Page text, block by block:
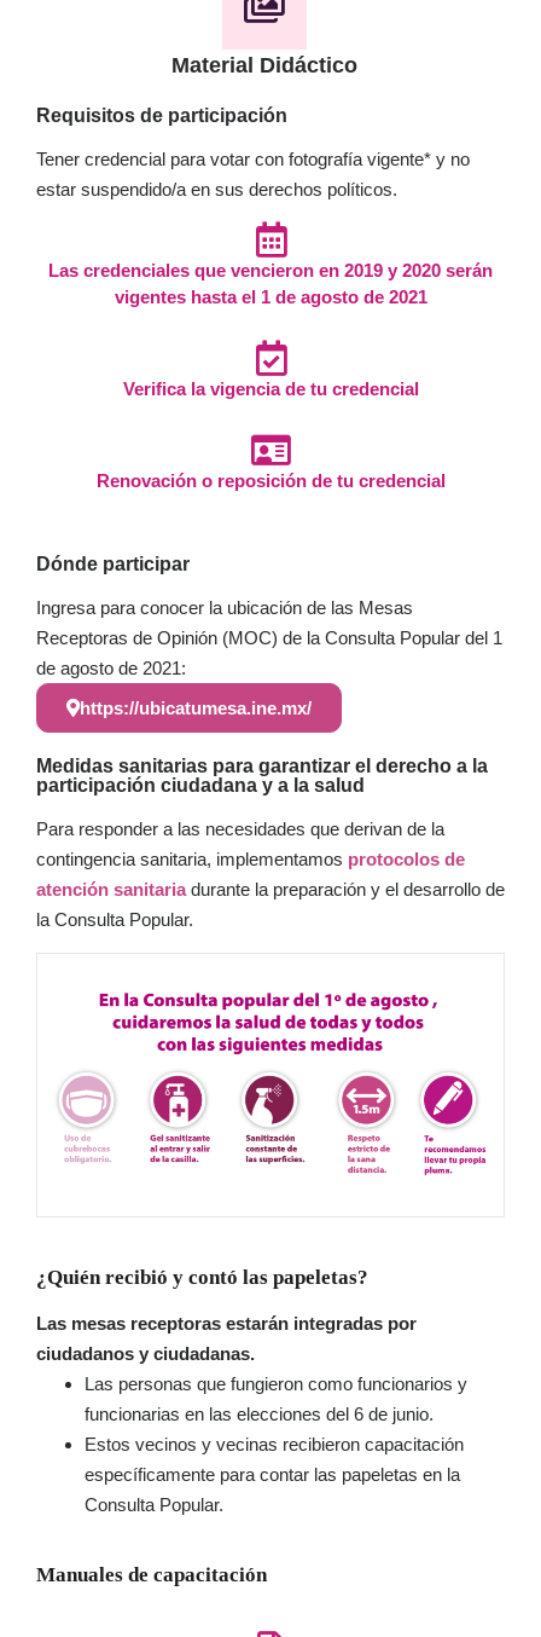
Material Didáctico
Requisitos de participación
Tener credencial para votar con fotografía vigente* y no
estar suspendido/a en sus derechos políticos.
Las credenciales que vencieron en 2019 y 2020 serán
vigentes hasta el 1 de agosto de 2021
Verifica la vigencia de tu credencial
Renovación o reposición de tu credencial
Dónde participar
Ingresa para conocer la ubicación de las Mesas
Receptoras de Opinión (MOC) de la Consulta Popular del 1
de agosto de 2021:
https://ubicatumesa.ine.mx/
Medidas sanitarias para garantizar el derecho a la
participación ciudadana y a la salud
Para responder a las necesidades que derivan de la
contingencia sanitaria, implementamos protocolos de
atención sanitariadurante la preparación y el desarrollo de
la Consulta Popular.
¿Quién recibió y contó las papeletas?
Las mesas receptoras estarán integradas por
ciudadanos y ciudadanas.
Las personas que fungieron como funcionarios y
funcionarias en las elecciones del 6 de junio.
Estos vecinos y vecinas recibieron capacitación
específicamente para contar las papeletas en la
Consulta Popular.
Manuales de capacitación